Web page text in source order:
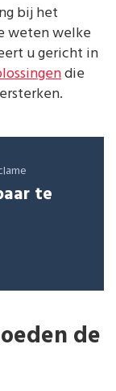
bij het
weten welke
u gericht in
die
te
de